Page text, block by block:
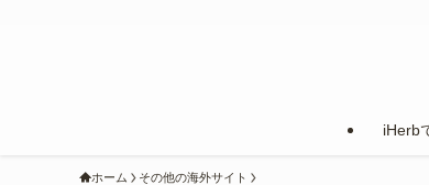
iHerb
ホーム その他の海外サイト